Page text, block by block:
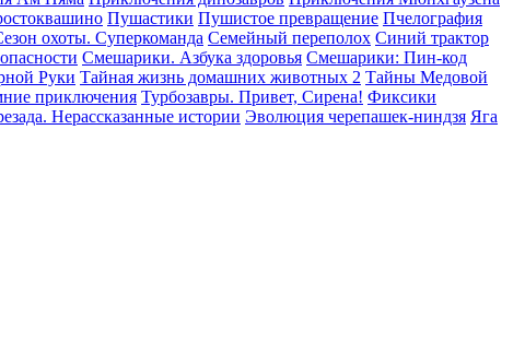
Пушастики Пушистое превращение Пчелография
охоты. Суперкоманда Семейный переполох Синий трактор
Смешарики. Азбука здоровья Смешарики: Пин-код
Руки Тайная жизнь домашних животных 2 Тайны Медовой
приключения Турбозавры. Привет, Сирена! Фиксики
Нерассказанные истории Эволюция черепашек-ниндзя Яга